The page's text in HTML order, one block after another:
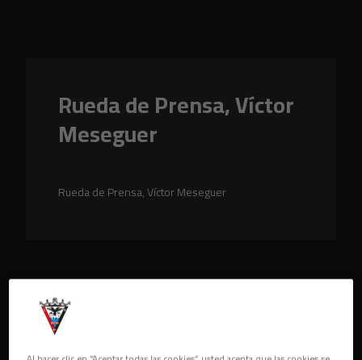
Rueda de Prensa, Víctor
Meseguer
Rueda de Prensa, Víctor Meseguer